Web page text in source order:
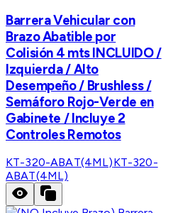
Barrera Vehicular con
Brazo Abatible por
Colisión 4 mts INCLUIDO /
Izquierda / Alto
Desempeño / Brushless /
Semáforo Rojo-Verde en
Gabinete / Incluye 2
Controles Remotos
KT-320-ABAT(4ML)KT-320-
ABAT(4ML)